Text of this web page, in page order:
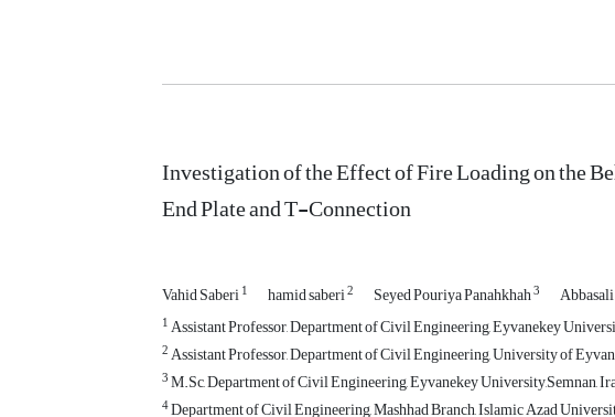
Investigation of the Effect of Fire Loading on the
End Plate and T-Connection
Vahid Saberi1 hamid saberi2 Seyed Pouriya Panahkhah3
1Assistant Professor, Department of Civil Engineering, Eyvanekey
2Assistant Professor, Department of Civil Engineering, University of
3M.Sc, Department of Civil Engineering, Eyvanekey University,Semnan,
4Department of Civil Engineering, Mashhad Branch, Islamic Azad